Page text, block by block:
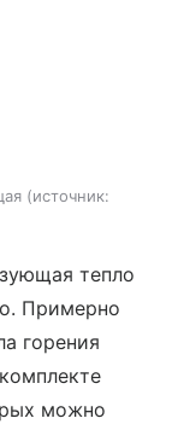
источник:
тепло
Примерно
горения
можно